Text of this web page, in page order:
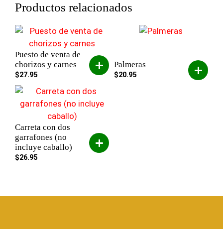
Productos relacionados
Puesto de venta de
chorizos y carnes
$27.95
Palmeras
$20.95
Carreta con dos
garrafones (no
incluye caballo)
$26.95